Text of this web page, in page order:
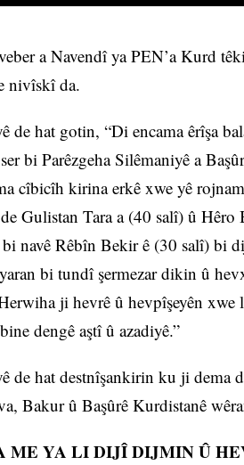
a Navendî ya PEN’a Kurd
nivîskî da.
de hat gotin, “Di encama êrîşa
bi Parêzgeha Silêmaniyê a
cîbicîh kirina erkê xwe yê
de Gulistan Tara a (40 salî) û
navê Rêbîn Bekir ê (30 salî) bi
bi tundî şermezar dikin û
ji hevrê û hevpîşeyên
dengê aştî û azadiyê.”
de hat destnîşankirin ku ji dema
Bakur û Başûrê Kurdistanê
ME YA LI DIJÎ DIJMIN Û